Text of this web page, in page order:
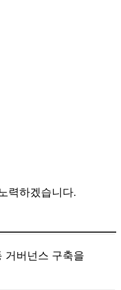
력하겠습니다.
버넌스 구축을